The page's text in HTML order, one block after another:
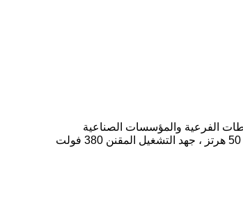
الفرعية والمؤسسات الصناعية
والتعدين ويستخدم لتحويل الطاقة الكهربائية وتوزيعها والتحكم في معدات توزيع الطاقة والإضاءة والطاقة في نظام توزيع الطاقة مع التيار المتردد 50 هرتز ، جهد التشغيل المقنن 380 فولت